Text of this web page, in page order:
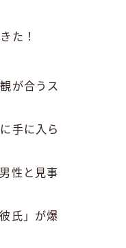
た！
が合うス
手に入ら
性と見事
氏」が爆